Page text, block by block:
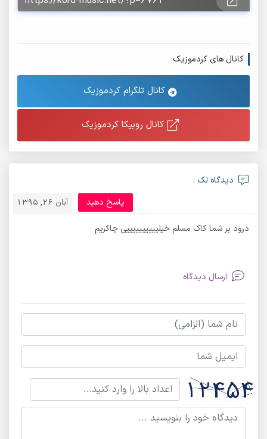
کانال های کردموزیک
کانال تلگرام کردموزیک
کانال روبیکا کردموزیک
دیدگاه لک :
آبان 26, 1395 پاسخ دهید
درود بر شما کاک مسلم خیلییییییییییی چاکریم
ارسال دیدگاه